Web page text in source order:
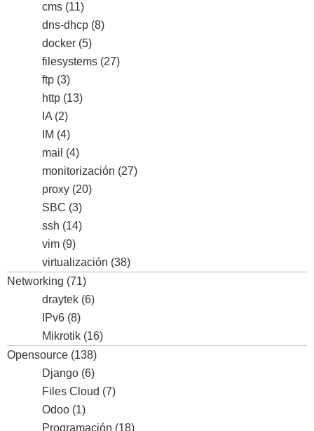
cms (11)
dns-dhcp (8)
docker (5)
filesystems (27)
ftp (3)
http (13)
IA (2)
IM (4)
mail (4)
monitorización (27)
proxy (20)
SBC (3)
ssh (14)
vim (9)
virtualización (38)
Networking (71)
draytek (6)
IPv6 (8)
Mikrotik (16)
Opensource (138)
Django (6)
Files Cloud (7)
Odoo (1)
Programación (18)